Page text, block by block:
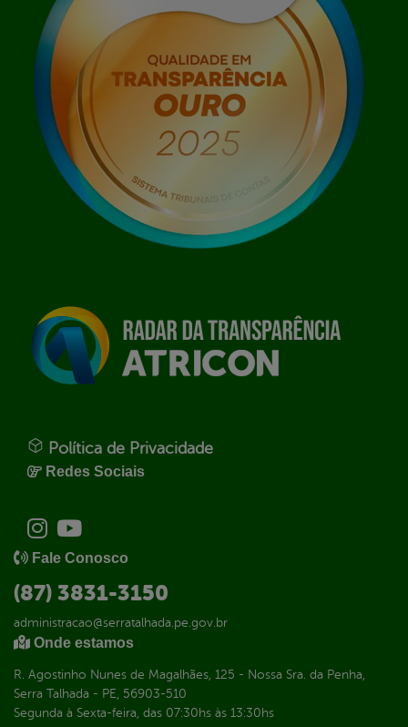
Política de Privacidade
Redes Sociais
Fale Conosco
(87) 3831-3150
administracao@serratalhada.pe.gov.br
Onde estamos
R. Agostinho Nunes de Magalhães, 125 - Nossa Sra. da Penha,
Serra Talhada - PE, 56903-510
Segunda à Sexta-feira, das 07:30hs às 13:30hs